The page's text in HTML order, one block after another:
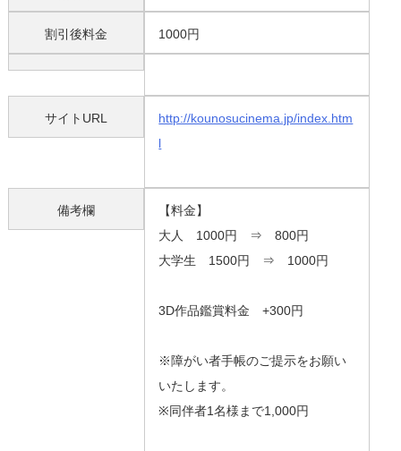
割引後料金 1000円
サイトURL
http://kounosucinema.jp/index.htm
l
備考欄
【料金】
大人 1000円 ⇒ 800円
大学生 1500円 ⇒ 1000円
3D作品鑑賞料金 +300円
※障がい者手帳のご提示をお願い
いたします。
※同伴者1名様まで1,000円